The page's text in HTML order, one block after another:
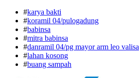
#karya bakti
#koramil 04/pulogadung
#babinsa
#mitra babinsa
#danramil 04/pg mayor arm leo valisa
#lahan kosong
#buang sampah